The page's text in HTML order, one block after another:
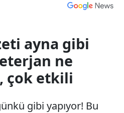
ayna gibi
ne
çok etkili
gibi yapıyor! Bu